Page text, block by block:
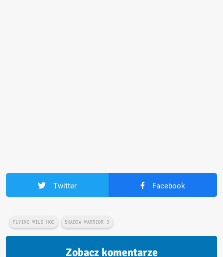
Twitter Facebook
FLYING WILD HOG SHADOW WARRIOR 3
Zobacz komentarze